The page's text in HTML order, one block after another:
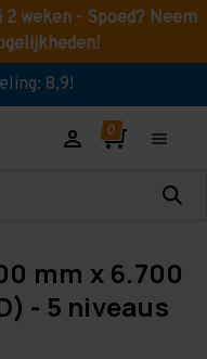
weken - Spoed? Neem
8,9!
mm x 6.700
- 5 niveaus